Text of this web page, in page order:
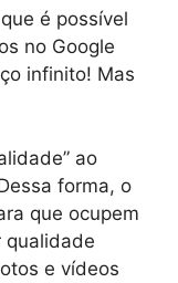
é possível
no Google
infinito! Mas
ao
forma, o
que ocupem
qualidade
e vídeos